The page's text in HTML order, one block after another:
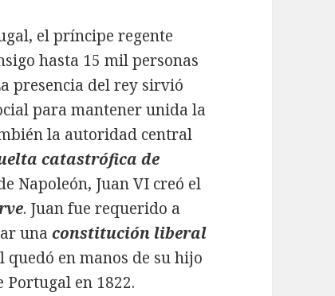
el príncipe regente
hasta 15 mil personas
presencia del rey sirvió
para mantener unida la
la autoridad central
catastrófica de
Napoleón, Juan VI creó el
. Juan fue requerido a
unaconstitución liberal
en manos de su hijo
Portugal en 1822.